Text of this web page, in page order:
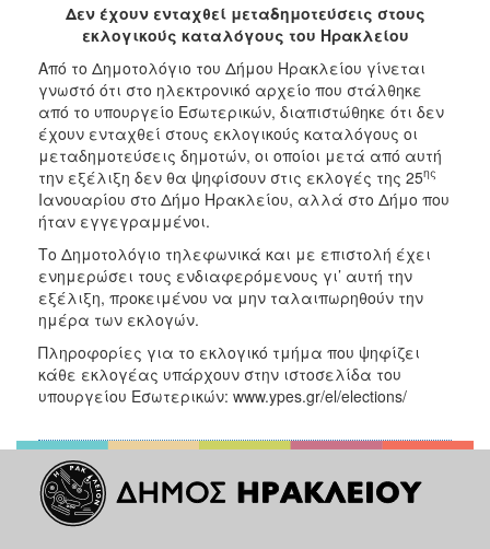
2018
2017
2016
2015
2013
2012
2011
2010
2006
ΠΟΛΙΤΙΣΜΟΣ
ΑΝΘΕΚΤΙΚΗ
Δεν έχουν ενταχθεί μεταδημοτεύσεις στους
εκλογικούς καταλόγους του Ηρακλείου
Από το Δημοτολόγιο του Δήμου Ηρακλείου γίνεται
γνωστό ότι στο ηλεκτρονικό αρχείο που στάλθηκε
από το υπουργείο Εσωτερικών, διαπιστώθηκε ότι δεν
έχουν ενταχθεί στους εκλογικούς καταλόγους οι
μεταδημοτεύσεις δημοτών, οι οποίοι μετά από αυτή
την εξέλιξη δεν θα ψηφίσουν στις εκλογές της 25ης
Ιανουαρίου στο Δήμο Ηρακλείου, αλλά στο Δήμο που
ήταν εγγεγραμμένοι.
Το Δημοτολόγιο τηλεφωνικά και με επιστολή έχει
ενημερώσει τους ενδιαφερόμενους γι’ αυτή την
εξέλιξη, προκειμένου να μην ταλαιπωρηθούν την
ημέρα των εκλογών.
Πληροφορίες για το εκλογικό τμήμα που ψηφίζει
κάθε εκλογέας υπάρχουν στην ιστοσελίδα του
υπουργείου Εσωτερικών: www.ypes.gr/el/elections/